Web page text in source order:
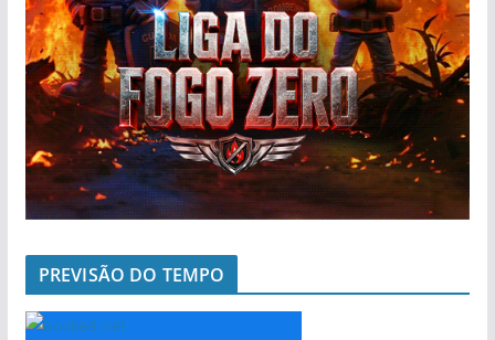
PREVISÃO DO TEMPO